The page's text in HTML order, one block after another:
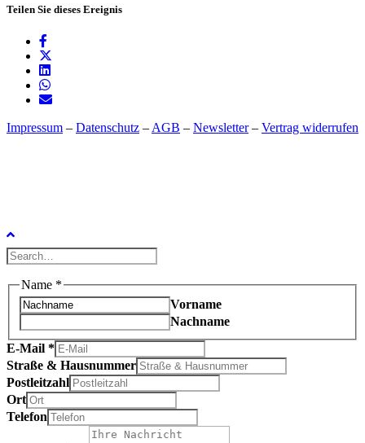
Teilen Sie dieses Ereignis
Impressum – Datenschutz – AGB – Newsletter– Vertrag widerrufen
Name *
Vorname
Nachname
E-Mail *
Straße & Hausnummer
Postleitzahl
Ort
Telefon